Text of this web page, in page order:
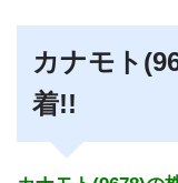
カナモト
着!!